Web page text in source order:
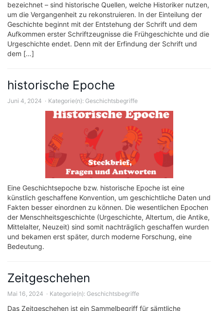
bezeichnet – sind historische Quellen, welche Historiker nutzen,
um die Vergangenheit zu rekonstruieren. In der Einteilung der
Geschichte beginnt mit der Entstehung der Schrift und dem
Aufkommen erster Schriftzeugnisse die Frühgeschichte und die
Urgeschichte endet. Denn mit der Erfindung der Schrift und
dem […]
historische Epoche
Juni 4, 2024 Kategorie(n): Geschichtsbegriffe
Eine Geschichtsepoche bzw. historische Epoche ist eine
künstlich geschaffene Konvention, um geschichtliche Daten und
Fakten besser einordnen zu können. Die wesentlichen Epochen
der Menschheitsgeschichte (Urgeschichte, Altertum, die Antike,
Mittelalter, Neuzeit) sind somit nachträglich geschaffen wurden
und bekamen erst später, durch moderne Forschung, eine
Bedeutung.
Zeitgeschehen
Mai 16, 2024 Kategorie(n): Geschichtsbegriffe
Das Zeitgeschehen ist ein Sammelbegriff für sämtliche